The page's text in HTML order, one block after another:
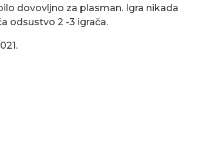
dovovljno za plasman. Igra nikada
odsustvo 2 -3 igrača.